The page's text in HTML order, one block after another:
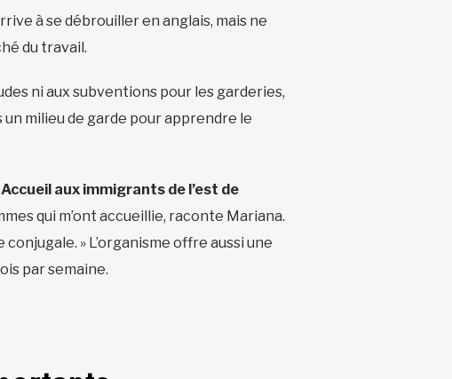
à se débrouiller en anglais, mais ne
du travail.
ni aux subventions pour les garderies,
milieu de garde pour apprendre le
Accueil aux immigrants de l’est de
qui m’ont accueillie, raconte Mariana.
conjugale. » L’organisme offre aussi une
par semaine.